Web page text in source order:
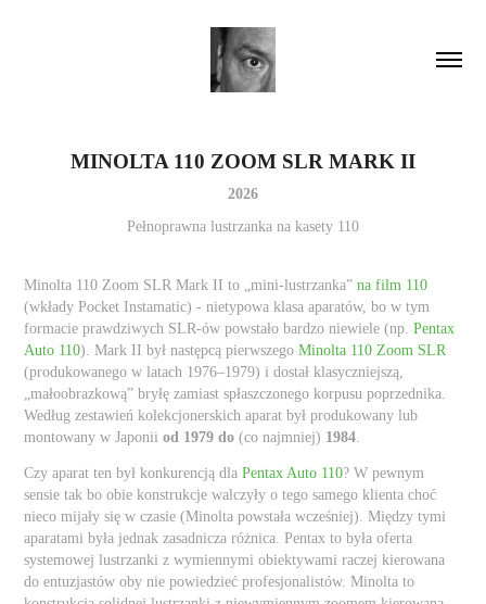
MINOLTA 110 ZOOM SLR MARK II
2026
Pełnoprawna lustrzanka na kasety 110
Minolta 110 Zoom SLR Mark II to „mini-lustrzanka”na film 110
(wkłady Pocket Instamatic) - nietypowa klasa aparatów, bo w tym
formacie prawdziwych SLR-ów powstało bardzo niewiele (np.Pentax
Auto 110). Mark II był następcą pierwszegoMinolta 110 Zoom SLR
(produkowanego w latach 1976–1979) i dostał klasyczniejszą,
„małoobrazkową” bryłę zamiast spłaszczonego korpusu poprzednika.
Według zestawień kolekcjonerskich aparat był produkowany lub
montowany w Japoniiod 1979 do (co najmniej) 1984.
Czy aparat ten był konkurencją dlaPentax Auto 110? W pewnym
sensie tak bo obie konstrukcje walczyły o tego samego klienta choć
nieco mijały się w czasie (Minolta powstała wcześniej). Między tymi
aparatami była jednak zasadnicza różnica. Pentax to była oferta
systemowej lustrzanki z wymiennymi obiektywami raczej kierowana
do entuzjastów oby nie powiedzieć profesjonalistów. Minolta to